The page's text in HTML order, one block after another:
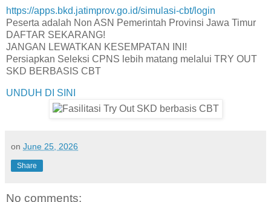
https://apps.bkd.jatimprov.go.id/simulasi-cbt/login
Peserta adalah Non ASN Pemerintah Provinsi Jawa Timur
DAFTAR SEKARANG!
JANGAN LEWATKAN KESEMPATAN INI!
Persiapkan Seleksi CPNS lebih matang melalui TRY OUT
SKD BERBASIS CBT
UNDUH DI SINI
on June 25, 2026
Share
No comments: